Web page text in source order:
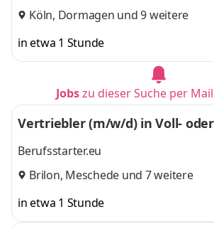
Köln, Dormagen und 9 weitere
in etwa 1 Stunde
Jobszu dieser Suche per
Vertriebler (m/w/d) in Voll-
Berufsstarter.eu
Brilon, Meschede und 7 weitere
in etwa 1 Stunde